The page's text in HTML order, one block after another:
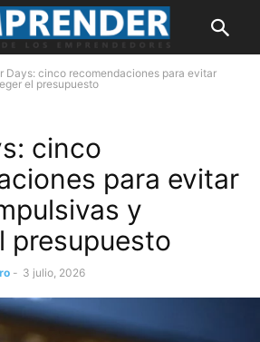
Days: cinco recomendaciones para evitar
el presupuesto
cinco
para evitar
y
presupuesto
- 3 julio, 2026